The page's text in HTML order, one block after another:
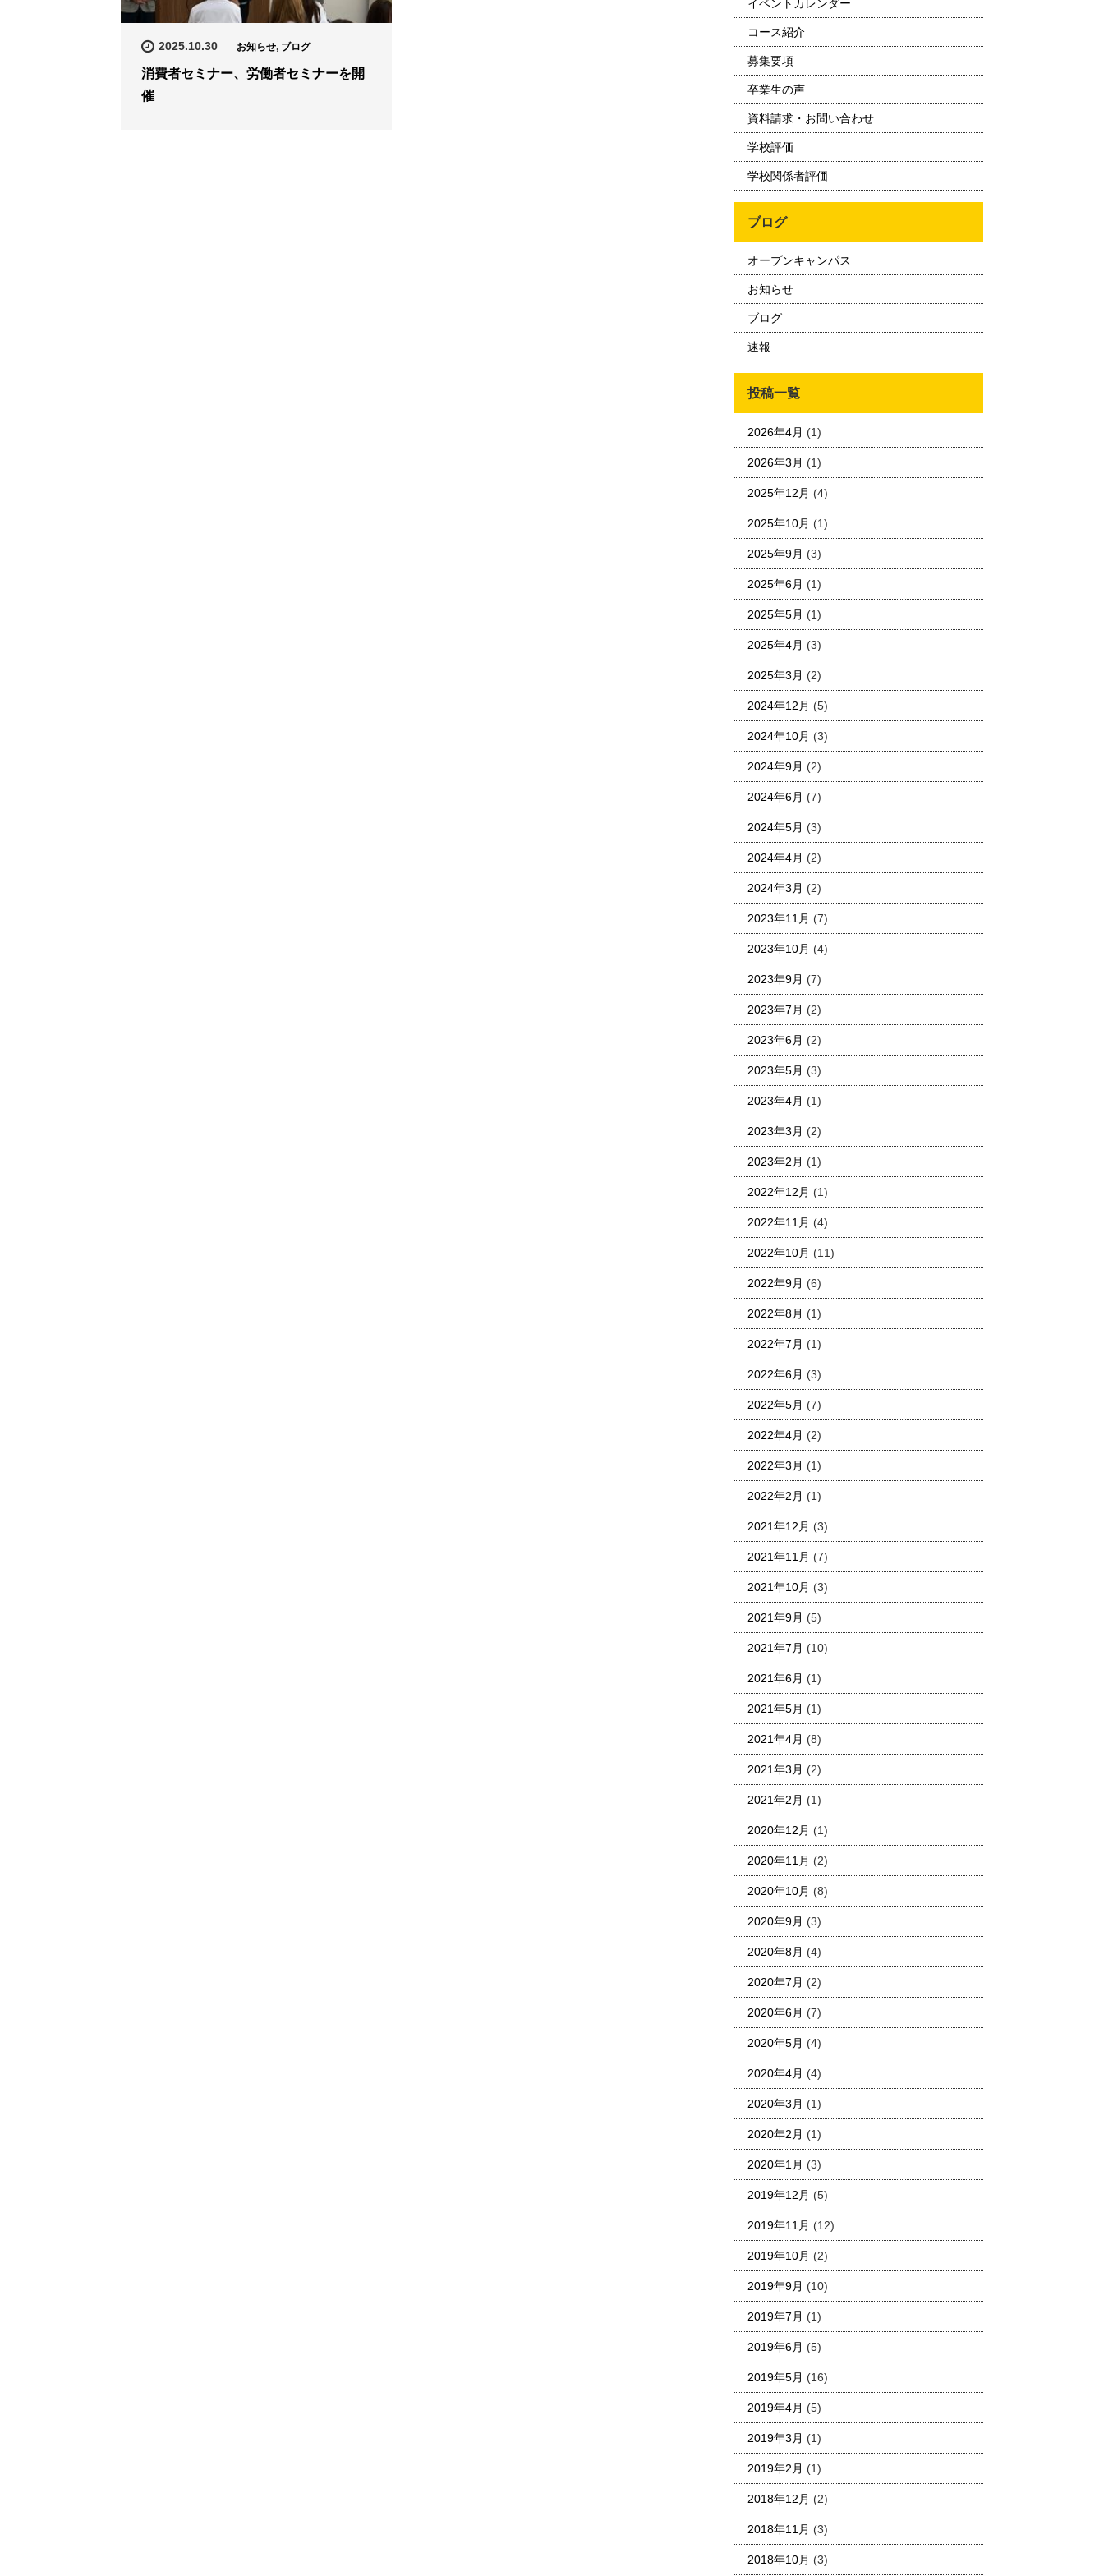
2025.10.30 お知らせ, ブログ
消費者セミナー、労働者セミナーを開
催
イベントカレンダー
コース紹介
募集要項
卒業生の声
資料請求・お問い合わせ
学校評価
学校関係者評価
ブログ
オープンキャンパス
お知らせ
ブログ
速報
投稿一覧
2026年4月 (1)
2026年3月 (1)
2025年12月 (4)
2025年10月 (1)
2025年9月 (3)
2025年6月 (1)
2025年5月 (1)
2025年4月 (3)
2025年3月 (2)
2024年12月 (5)
2024年10月 (3)
2024年9月 (2)
2024年6月 (7)
2024年5月 (3)
2024年4月 (2)
2024年3月 (2)
2023年11月 (7)
2023年10月 (4)
2023年9月 (7)
2023年7月 (2)
2023年6月 (2)
2023年5月 (3)
2023年4月 (1)
2023年3月 (2)
2023年2月 (1)
2022年12月 (1)
2022年11月 (4)
2022年10月 (11)
2022年9月 (6)
2022年8月 (1)
2022年7月 (1)
2022年6月 (3)
2022年5月 (7)
2022年4月 (2)
2022年3月 (1)
2022年2月 (1)
2021年12月 (3)
2021年11月 (7)
2021年10月 (3)
2021年9月 (5)
2021年7月 (10)
2021年6月 (1)
2021年5月 (1)
2021年4月 (8)
2021年3月 (2)
2021年2月 (1)
2020年12月 (1)
2020年11月 (2)
2020年10月 (8)
2020年9月 (3)
2020年8月 (4)
2020年7月 (2)
2020年6月 (7)
2020年5月 (4)
2020年4月 (4)
2020年3月 (1)
2020年2月 (1)
2020年1月 (3)
2019年12月 (5)
2019年11月 (12)
2019年10月 (2)
2019年9月 (10)
2019年7月 (1)
2019年6月 (5)
2019年5月 (16)
2019年4月 (5)
2019年3月 (1)
2019年2月 (1)
2018年12月 (2)
2018年11月 (3)
2018年10月 (3)